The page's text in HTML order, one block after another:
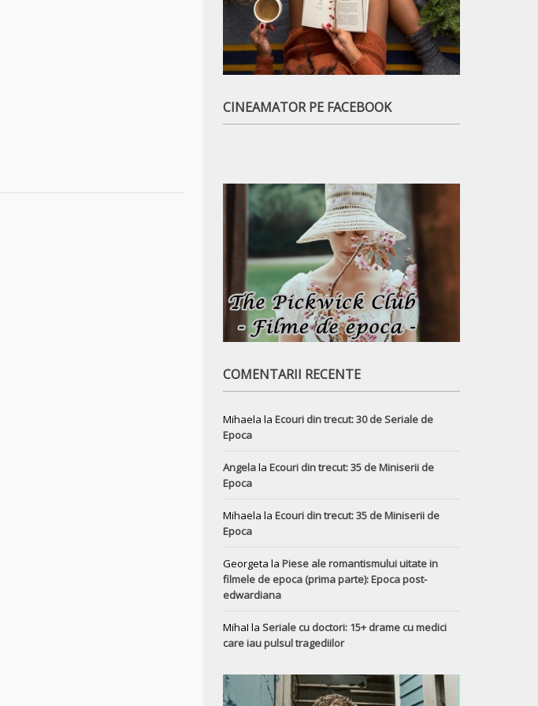
CINEAMATOR PE FACEBOOK
COMENTARII RECENTE
Mihaela la Ecouri din trecut: 30 de Seriale de
Epoca
Angelala Ecouri din trecut: 35 de Miniserii de
Epoca
Mihaela la Ecouri din trecut: 35 de Miniserii de
Epoca
Georgeta la Piese ale romantismului uitate in
filmele de epoca (prima parte): Epoca post-
edwardiana
MihaI la Seriale cu doctori: 15+ drame cu medici
care iau pulsul tragediilor